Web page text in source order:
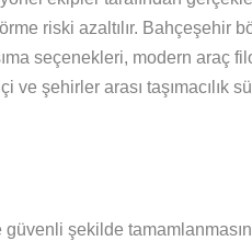
riski azaltılır. Bahçeşehir
seçenekleri, modern araç
ve şehirler arası taşımacılık
şekilde